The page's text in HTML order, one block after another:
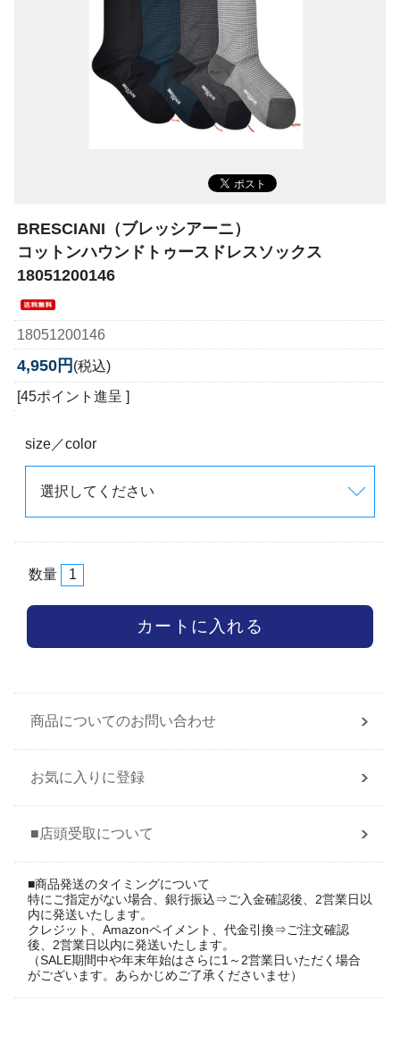
BRESCIANI（ブレッシアーニ）
コットンハウンドトゥースドレスソックス
18051200146
18051200146
4,950円 (税込)
[45ポイント進呈 ]
size／color
数量
商品についてのお問い合わせ
お気に入りに登録
■店頭受取について
■商品発送のタイミングについて
特にご指定がない場合、銀行振込⇒ご入金確認後、2営業日以
内に発送いたします。
クレジット、Amazonペイメント、代金引換⇒ご注文確認
後、2営業日以内に発送いたします。
（SALE期間中や年末年始はさらに1～2営業日いただく場合
がございます。あらかじめご了承くださいませ）